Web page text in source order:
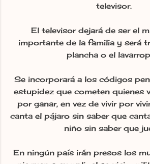
televisor.
El televisor dejará de ser el
importante de la familia y será
plancha o el
Se incorporará a los códigos
estupidez que cometen quienes
por ganar, en vez de vivir por
canta el pájaro sin saber que
niño sin saber que
En ningún país irán presos los